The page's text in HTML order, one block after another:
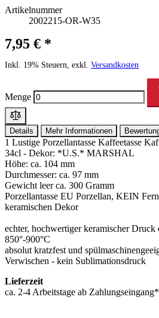
Artikelnummer
2002215-OR-W35
7,95 € *
Inkl. 19% Steuern, exkl. Versandkosten
Menge
Details Mehr Informationen
1 Lustige Porzellantasse Kaffeetasse
34cl - Dekor: *U.S.* MARSHAL
Höhe: ca. 104 mm
Durchmesser: ca. 97 mm
Gewicht leer ca. 300 Gramm
Porzellantasse EU Porzellan, KEIN
keramischen Dekor
echter, hochwertiger keramischer Druck
850°-900°C
absolut kratzfest und
Verwischen - kein Sublimationsdruck
Lieferzeit
ca. 2-4 Arbeitstage ab